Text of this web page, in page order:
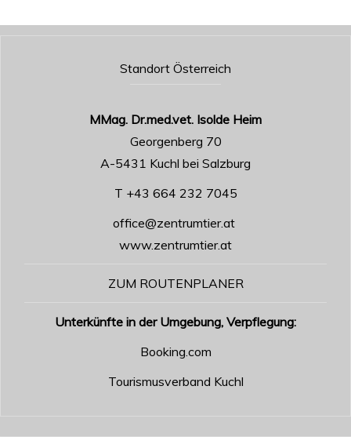
Standort Österreich
MMag. Dr.med.vet. Isolde Heim
Georgenberg 70
A-5431 Kuchl bei Salzburg
T +43 664 232 7045
office@zentrumtier.at
www.zentrumtier.at
ZUM ROUTENPLANER
Unterkünfte in der Umgebung, Verpflegung:
Booking.com
Tourismusverband Kuchl